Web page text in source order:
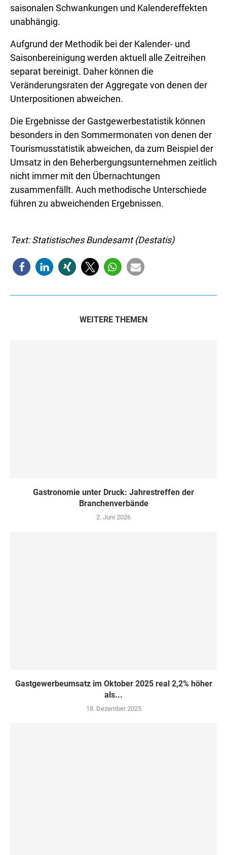
saisonalen Schwankungen und Kalendereffekten
unabhängig.
Aufgrund der Methodik bei der Kalender- und
Saisonbereinigung werden aktuell alle Zeitreihen
separat bereinigt. Daher können die
Veränderungsraten der Aggregate von denen der
Unterpositionen abweichen.
Die Ergebnisse der Gastgewerbestatistik können
besonders in den Sommermonaten von denen der
Tourismusstatistik abweichen, da zum Beispiel der
Umsatz in den Beherbergungsunternehmen zeitlich
nicht immer mit den Übernachtungen
zusammenfällt. Auch methodische Unterschiede
führen zu abweichenden Ergebnissen.
Text: Statistisches Bundesamt (Destatis)
WEITERE THEMEN
Gastronomie unter Druck: Jahrestreffen der
Branchenverbände
2. Juni 2026
Gastgewerbeumsatz im Oktober 2025 real 2,2% höher
als...
18. Dezember 2025